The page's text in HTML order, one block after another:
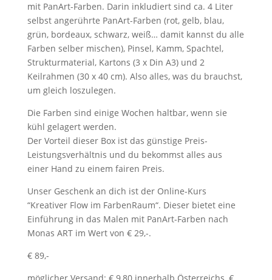
mit PanArt-Farben. Darin inkludiert sind ca. 4 Liter
selbst angerührte PanArt-Farben (rot, gelb, blau,
grün, bordeaux, schwarz, weiß… damit kannst du alle
Farben selber mischen), Pinsel, Kamm, Spachtel,
Strukturmaterial, Kartons (3 x Din A3) und 2
Keilrahmen (30 x 40 cm). Also alles, was du brauchst,
um gleich loszulegen.
Die Farben sind einige Wochen haltbar, wenn sie
kühl gelagert werden.
Der Vorteil dieser Box ist das günstige Preis-
Leistungsverhältnis und du bekommst alles aus
einer Hand zu einem fairen Preis.
Unser Geschenk an dich ist der Online-Kurs
“Kreativer Flow im FarbenRaum“. Dieser bietet eine
Einführung in das Malen mit PanArt-Farben nach
Monas ART im Wert von € 29,-.
€ 89,-